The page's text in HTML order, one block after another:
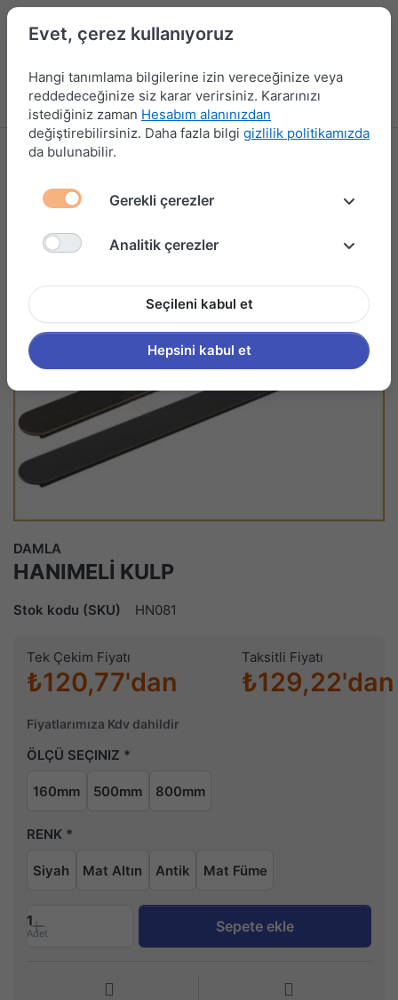
Menü Kampanyalar Yeni Ürünler Giriş yap
DAMLA
HANIMELİ KULP
Stok kodu (SKU) HN081
Tek Çekim Fiyatı
₺120,77'dan
Taksitli Fiyatı
₺129,22'dan
Fiyatlarımıza Kdv dahildir
ÖLÇÜ SEÇINIZ
160mm 500mm 800mm
RENK
Siyah Mat Altın Antik Mat Füme
1
Adet Sepete ekle
Evet, çerez kullanıyoruz
Hangi tanımlama bilgilerine izin vereceğinize veya
reddedeceğinize siz karar verirsiniz. Kararınızı
istediğiniz zaman Hesabım alanınızdan
değiştirebilirsiniz. Daha fazla bilgi gizlilik politikamızda
da bulunabilir.
Gerekli çerezler
Analitik çerezler
Seçileni kabul et
Hepsini kabul et